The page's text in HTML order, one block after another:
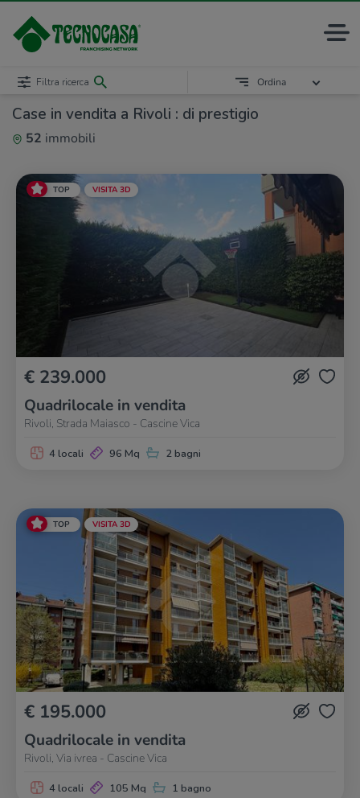
Case in vendita a Rivoli : di prestigio
52 immobili
Filtra ricerca Ordina
TOP VISITA 3D
€ 239.000
Quadrilocale in vendita
Rivoli, Strada Maiasco - Cascine Vica
4 locali 96 Mq 2 bagni
TOP VISITA 3D
€ 195.000
Quadrilocale in vendita
Rivoli, Via ivrea - Cascine Vica
4 locali 105 Mq 1 bagno